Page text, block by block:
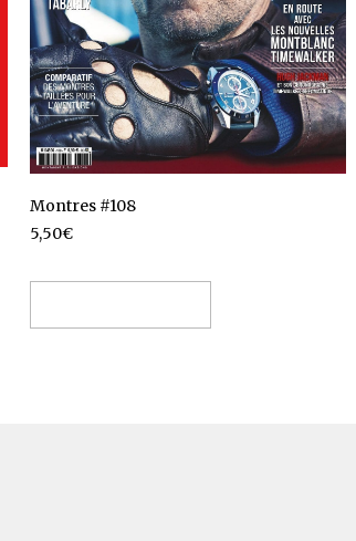
Montres #108
5,50€